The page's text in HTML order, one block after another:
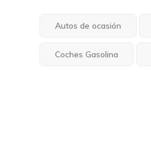
Autos de ocasión
Coches Gasolina